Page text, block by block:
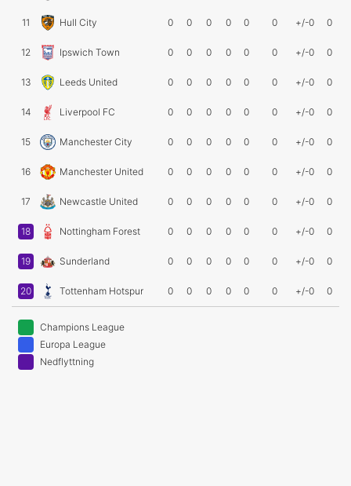
11 Hull City 0 0 0 0 0 0 +/-0 0
12 Ipswich Town 0 0 0 0 0 0 +/-0 0
13 Leeds United 0 0 0 0 0 0 +/-0 0
14 Liverpool FC 0 0 0 0 0 0 +/-0 0
15 Manchester City 0 0 0 0 0 0 +/-0 0
16 Manchester United 0 0 0 0 0 0 +/-0 0
17 Newcastle United 0 0 0 0 0 0 +/-0 0
18 Nottingham Forest 0 0 0 0 0 0 +/-0 0
19 Sunderland 0 0 0 0 0 0 +/-0 0
20 Tottenham Hotspur 0 0 0 0 0 0 +/-0 0
Champions League
Europa League
Nedflyttning